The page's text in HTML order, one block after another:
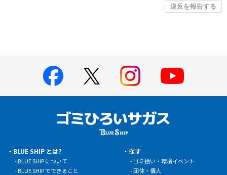
BLUE SHIP とは?
BLUE SHIP について
BLUE SHIP でできること
探す
ゴミ拾い・環境イベント
団体・個人